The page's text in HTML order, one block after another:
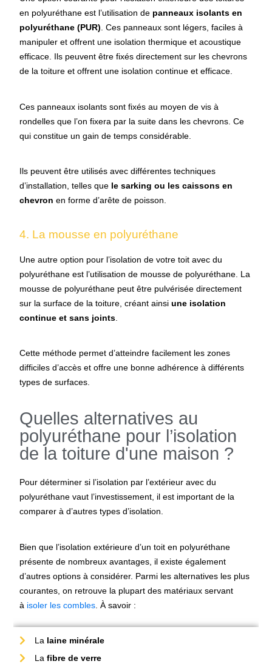
en polyuréthane est l’utilisation de panneaux isolants en
polyuréthane (PUR). Ces panneaux sont légers, faciles à
manipuler et offrent une isolation thermique et acoustique
efficace. Ils peuvent être fixés directement sur les chevrons
de la toiture et offrent une isolation continue et efficace.
Ces panneaux isolants sont fixés au moyen de vis à
rondelles que l’on fixera par la suite dans les chevrons. Ce
qui constitue un gain de temps considérable.
Ils peuvent être utilisés avec différentes techniques
d’installation, telles que le sarking ou les caissons en
chevron en forme d’arête de poisson.
4. La mousse en polyuréthane
Une autre option pour l’isolation de votre toit avec du
polyuréthane est l’utilisation de mousse de polyuréthane. La
mousse de polyuréthane peut être pulvérisée directement
sur la surface de la toiture, créant ainsiune isolation
continue et sans joints
Cette méthode permet d’atteindre facilement les zones
difficiles d’accès et offre une bonne adhérence à différents
types de surfaces.
Quelles alternatives au
polyuréthane pour l’isolation
de la toiture d'une maison ?
Pour déterminer si l’isolation par l’extérieur avec du
polyuréthane vaut l’investissement, il est important de la
comparer à d’autres types d’isolation.
Bien que l’isolation extérieure d’un toit en polyuréthane
présente de nombreux avantages, il existe également
d’autres options à considérer. Parmi les alternatives les plus
courantes, on retrouve la plupart des matériaux servant
à isoler les combles . À savoir :
La laine minérale
Lafibre de verre